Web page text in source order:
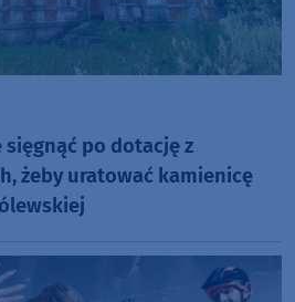
sięgnąć po dotację z
żeby uratować kamienicę